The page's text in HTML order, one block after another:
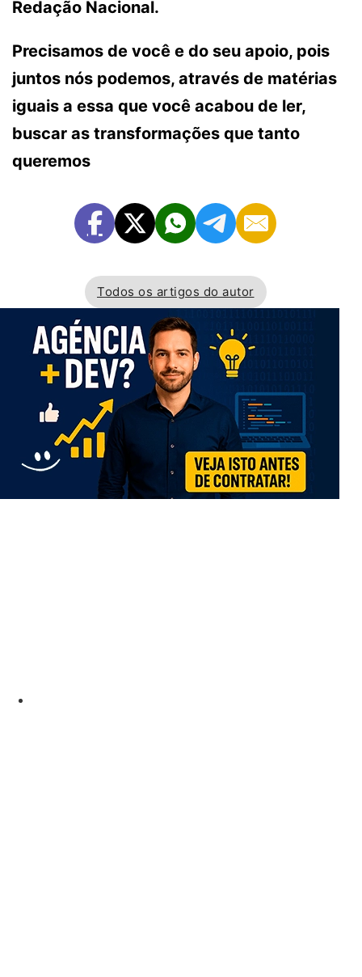
Redação Nacional.
Precisamos de você e do seu apoio, pois
juntos nós podemos, através de matérias
iguais a essa que você acabou de ler,
buscar as transformações que tanto
queremos
Todos os artigos do autor